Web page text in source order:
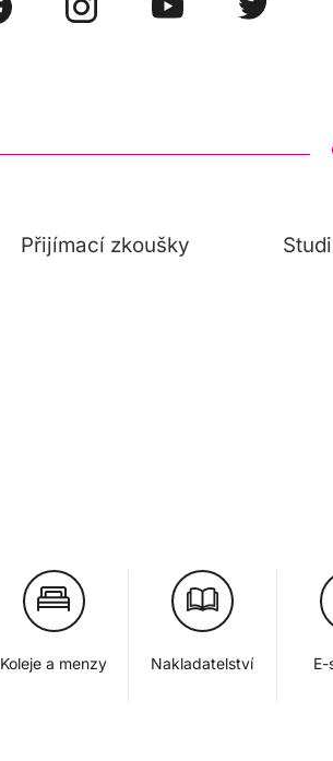
Přijímací zkoušky
Koleje a menzy Nakladatelství